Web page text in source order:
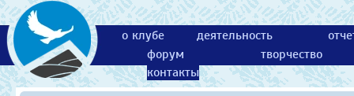
о клубе деятельность
форум
творчество
контакты